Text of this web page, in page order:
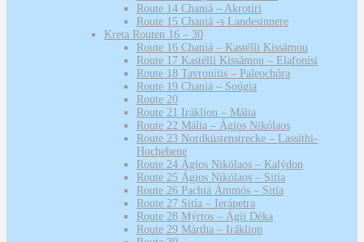
Route 14 Chaniá – Akrotíri
Route 15 Chaniá -s Landesinnere
Kreta Routen 16 – 30
Route 16 Chaniá – Kastélli Kissámou
Route 17 Kastélli Kissámou – Elafonísi
Route 18 Tavronítis – Paleochóra
Route 19 Chaniá – Soúgia
Route 20
Route 21 Iráklion – Mália
Route 22 Mália – Ágios Nikólaos
Route 23 Nordküstenstrecke – Lassíthi-
Hochebene
Route 24 Ágios Nikólaos – Kalýdon
Route 25 Ágios Nikólaos – Sitía
Route 26 Pachiá Ámmós – Sitía
Route 27 Sitía – Ierápetra
Route 28 Mýrtos – Ágii Déka
Route 29 Mártha – Iráklion